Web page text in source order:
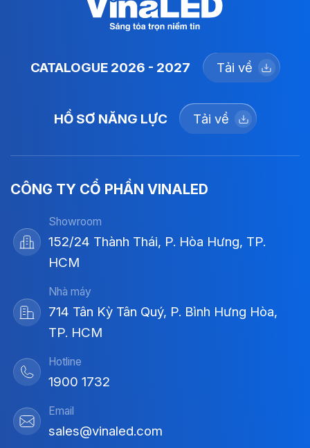
CATALOGUE 2026 - 2027 Tải về
HỒ SƠ NĂNG LỰC Tải về
CÔNG TY CỔ PHẦN VINALED
Showroom
152/24 Thành Thái, P. Hòa Hưng, TP.
HCM
Nhà máy
714 Tân Kỳ Tân Quý, P. Bình Hưng Hòa,
TP. HCM
Hotline
1900 1732
Email
sales@vinaled.com